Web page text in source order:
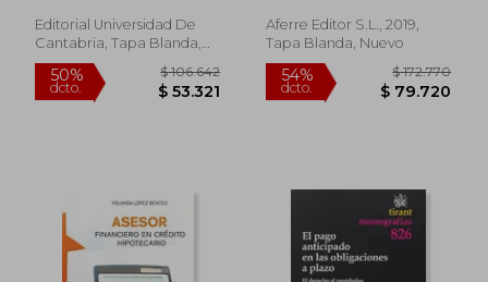
el Crï¿ ½Dito
Comercial
Editorial Universidad De
Cantabria, Tapa Blanda,
Nuevo
Crédito Inmobiliario.
2ª Edición: Ley 5
Aferre Editor S.L., 2019,
Tapa Blanda, Nuevo